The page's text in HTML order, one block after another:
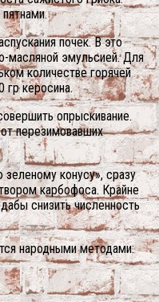
почек. В это
масляной эмульсией. Для
количестве горячей
гр керосина.
опрыскивание.
перезимовавших
конусу», сразу
карбофоса. Крайне
снизить численность
народными методами: